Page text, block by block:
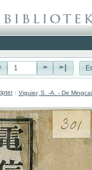
> >|
: Viguier, S. -A. - De